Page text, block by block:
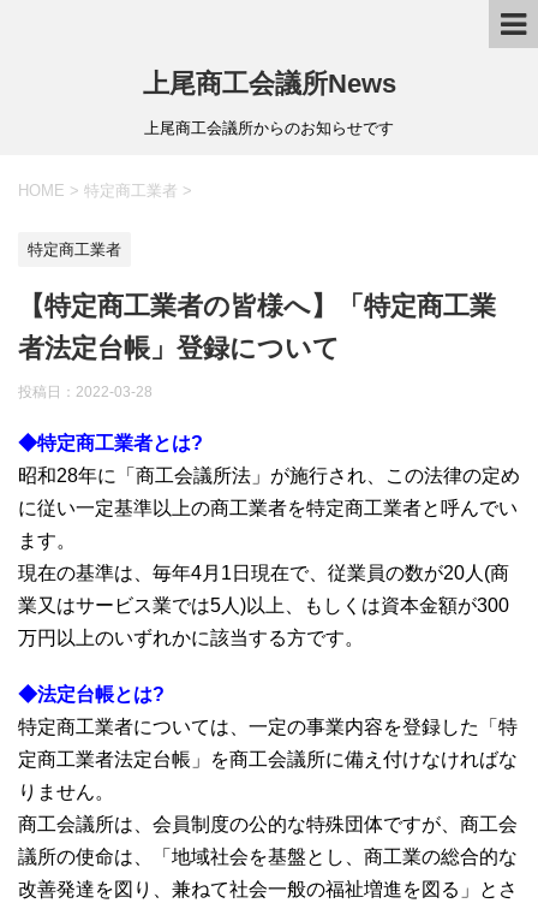
上尾商工会議所News
上尾商工会議所からのお知らせです
HOME > 特定商工業者 >
特定商工業者
【特定商工業者の皆様へ】「特定商工業
者法定台帳」登録について
投稿日： 2022-03-28
◆特定商工業者とは?
昭和28年に「商工会議所法」が施行され、この法律の定め
に従い一定基準以上の商工業者を特定商工業者と呼んでい
ます。
現在の基準は、毎年4月1日現在で、従業員の数が20人(商
業又はサービス業では5人)以上、もしくは資本金額が300
万円以上のいずれかに該当する方です。
◆法定台帳とは?
特定商工業者については、一定の事業内容を登録した「特
定商工業者法定台帳」を商工会議所に備え付けなければな
りません。
商工会議所は、会員制度の公的な特殊団体ですが、商工会
議所の使命は、「地域社会を基盤とし、商工業の総合的な
改善発達を図り、兼ねて社会一般の福祉増進を図る」とさ